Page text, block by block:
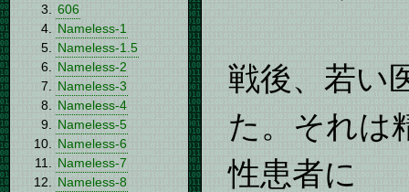
606
Nameless-1
Nameless-1.5
Nameless-2
Nameless-3
Nameless-4
Nameless-5
Nameless-6
Nameless-7
Nameless-8
戦後、若い
た。それは
性患者に